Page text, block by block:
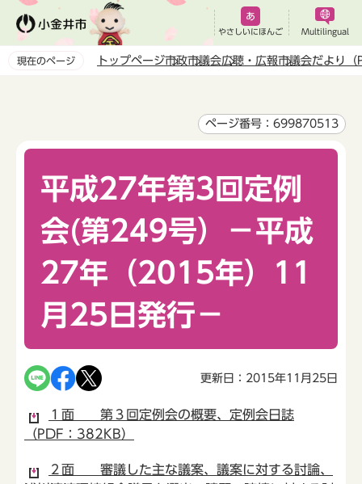
ペ
やさしいにほんご Multilingual
現在のページ トップページ市政市議会広聴・広報市議会だより（
ページ番号：699870513
平成27年第3回定例
会(第249号）－平成
27年（2015年）11
月25日発行－
更新日：2015年11月25日
１面 第３回定例会の概要、定例会日誌
（PDF：382KB）
２面 審議した主な議案、議案に対する討論、